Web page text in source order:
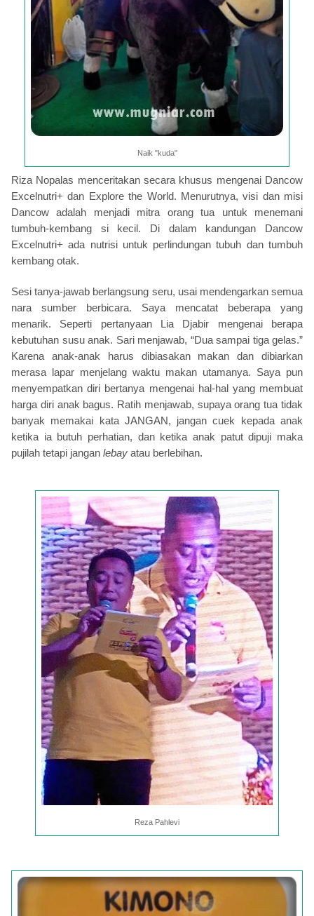
Naik "kuda"
Riza Nopalas menceritakan secara khusus mengenai Dancow
Excelnutri+ dan Explore the World. Menurutnya, visi dan misi
Dancow adalah menjadi mitra orang tua untuk menemani
tumbuh-kembang si kecil. Di dalam kandungan Dancow
Excelnutri+ ada nutrisi untuk perlindungan tubuh dan tumbuh
kembang otak.
Sesi tanya-jawab berlangsung seru, usai mendengarkan semua
nara sumber berbicara. Saya mencatat beberapa yang
menarik. Seperti pertanyaan Lia Djabir mengenai berapa
kebutuhan susu anak. Sari menjawab, “Dua sampai tiga gelas.”
Karena anak-anak harus dibiasakan makan dan dibiarkan
merasa lapar menjelang waktu makan utamanya. Saya pun
menyempatkan diri bertanya mengenai hal-hal yang membuat
harga diri anak bagus. Ratih menjawab, supaya orang tua tidak
banyak memakai kata JANGAN, jangan cuek kepada anak
ketika ia butuh perhatian, dan ketika anak patut dipuji maka
pujilah tetapi jangan lebay atau berlebihan.
Reza Pahlevi